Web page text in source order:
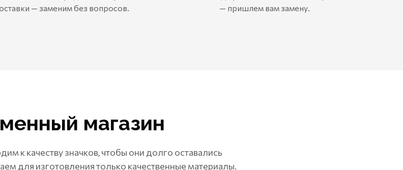
— заменим без вопросов.
— пришлем вам замену.
магазин
к качеству значков, чтобы они долго оставались
для изготовления только качественные материалы.